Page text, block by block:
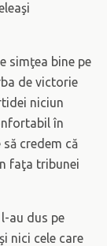
simţea bine pe
de victorie
niciun
în
credem că
faţa tribunei
au dus pe
nici cele care